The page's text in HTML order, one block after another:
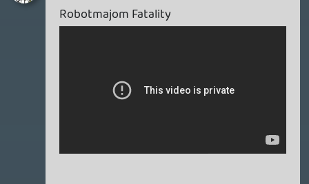
egy 3D objektet). Szóval lehet hogy túl van
bevezetni a számlavezető fiókjukban